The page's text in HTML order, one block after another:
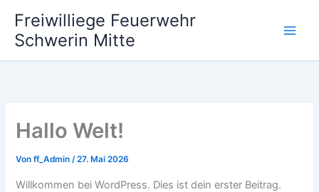
Inhalt
springen
Freiwilliege Feuerwehr
Schwerin Mitte
Hallo Welt!
Vonff_Admin/27. Mai 2026
Willkommen bei WordPress. Dies ist dein erster Beitrag.